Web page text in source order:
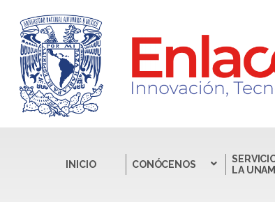
INICIO CONÓCENOS
LA UNAM